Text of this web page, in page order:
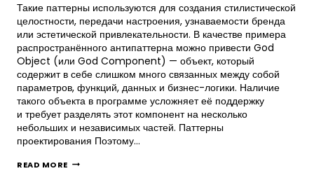
Такие паттерны используются для создания стилистической
целостности, передачи настроения, узнаваемости бренда
или эстетической привлекательности. В качестве примера
распространённого антипаттерна можно привести God
Object (или God Component) — объект, который
содержит в себе слишком много связанных между собой
параметров, функций, данных и бизнес-логики. Наличие
такого объекта в программе усложняет её поддержку
и требует разделять этот компонент на несколько
небольших и независимых частей. Паттерны
проектирования Поэтому…
READ MORE